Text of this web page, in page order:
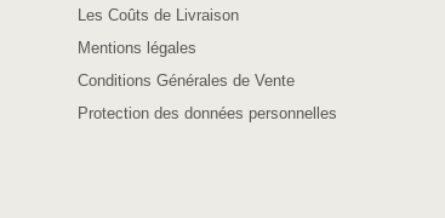
Les Coûts de Livraison
Mentions légales
Conditions Générales de Vente
Protection des données personnelles